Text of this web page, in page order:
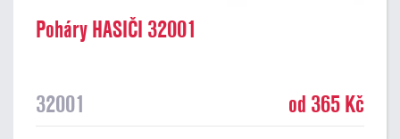
Poháry HASIČI 32001
32001 od 365 Kč